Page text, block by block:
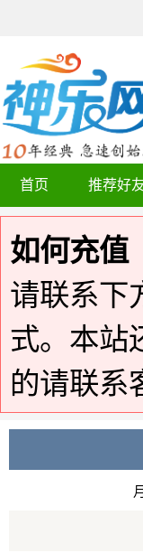
首页 推荐好
如何充值
请联系下
式。本站
的请联系